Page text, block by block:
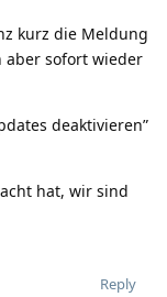
kurz die Meldung
aber sofort wieder
deaktivieren”
hat, wir sind
Reply